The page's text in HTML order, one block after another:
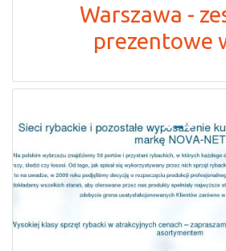
Warszawa -
prezentowe